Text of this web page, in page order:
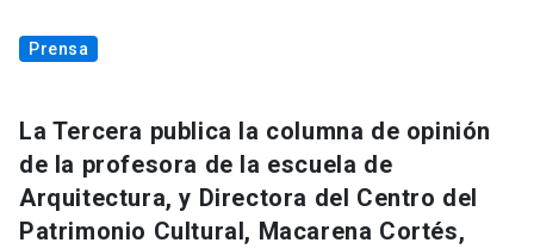
Prensa
La Tercera publica la columna de opinión
de la profesora de la escuela de
Arquitectura, y Directora del Centro del
Patrimonio Cultural, Macarena Cortés,